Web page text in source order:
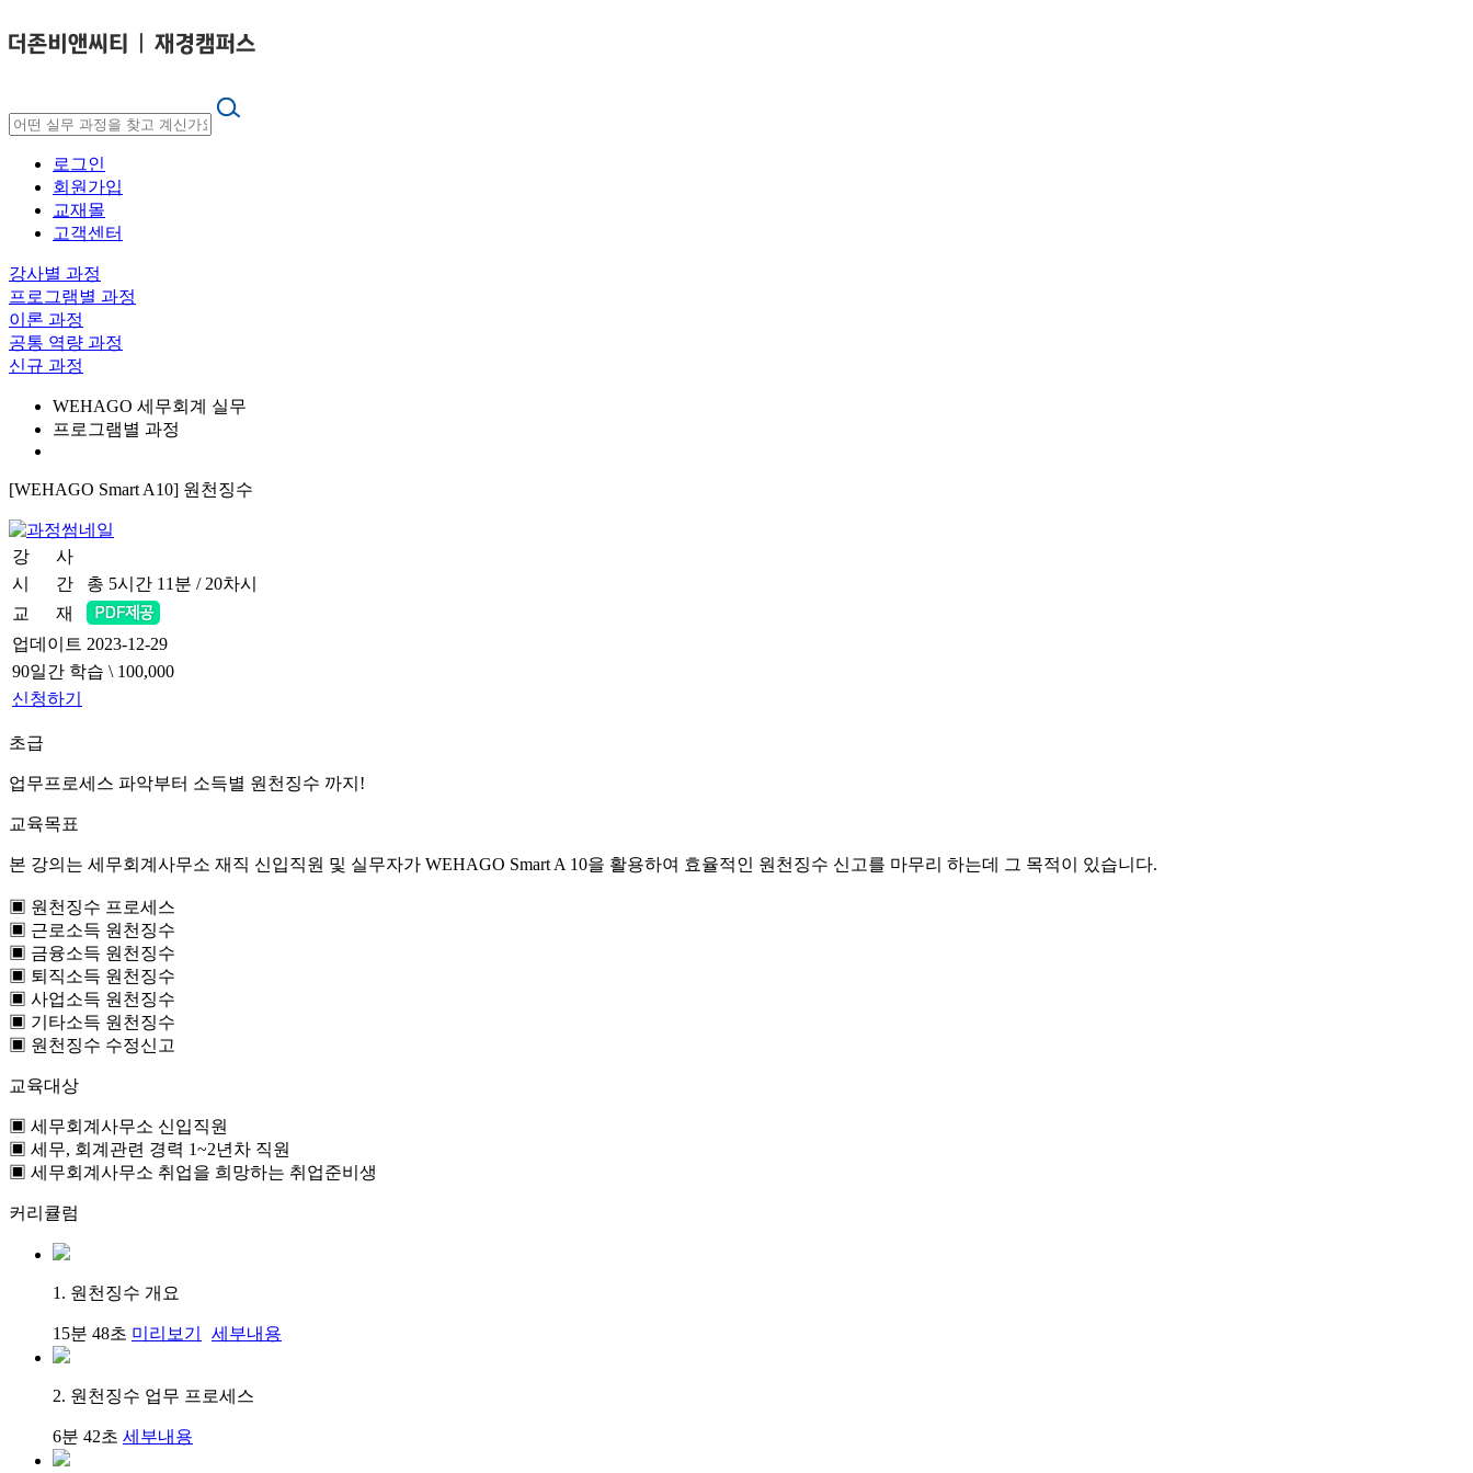
로그인
회원가입
교재몰
고객센터
강사별 과정
프로그램별 과정
이론 과정
공통 역량 과정
신규 과정
WEHAGO 세무회계 실무
프로그램별 과정
[WEHAGO Smart A10] 원천징수
강 사
시 간
총 5시간 11분 / 20차시
교 재
업데이트 2023-12-29
90일간 학습 \ 100,000
신청하기
초급
업무프로세스 파악부터 소득별 원천징수 까지!
교육목표
본 강의는 세무회계사무소 재직 신입직원 및 실무자가 WEHAGO Smart A 10을 활용하여 효율적인 원천징수 신고를 마무리 하는데 그 목적이 있습니다.
▣ 원천징수 프로세스
▣ 근로소득 원천징수
▣ 금융소득 원천징수
▣ 퇴직소득 원천징수
▣ 사업소득 원천징수
▣ 기타소득 원천징수
▣ 원천징수 수정신고
교육대상
▣ 세무회계사무소 신입직원
▣ 세무, 회계관련 경력 1~2년차 직원
▣ 세무회계사무소 취업을 희망하는 취업준비생
커리큘럼
1. 원천징수 개요
15분 48초 미리보기 세부내용
2. 원천징수 업무 프로세스
6분 42초 세부내용